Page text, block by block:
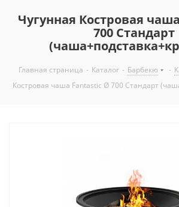
Чугунная Костровая
700 Стандарт
Главная страница - Каталог - Барбекю -
Костровая чаша Fantastic Ø 700 Стандарт